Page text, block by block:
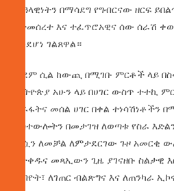
ሉዓላዊነትን በማሳደግ የግብርናው ዘርፍ
የተመሰረተ እና ተፈጥሮአዊና ሰው ሰራሽ
እንደሆነ ገልጸዋል።
ቀደም ሲል ከውጪ በሚገቡ ምርቶች ላይ
ኢትዮጵያ አሁን ላይ በሀገር ውስጥ ተተኪ
ትሩፋትና መሰል ሀገር በቀል ተነሳሽነቶችን
አስተውሎትን በመታገዝ ለወጣቱ የስራ
ራሷን ለመቻል ለምታደርገው ጉዞ አመርቂ
የታቀዱና መጻኢውን ጊዜ ያገናዘቡ ስልታዊ
አብዮት፣ ለገጠር ብልጽግና እና ለጠንካራ